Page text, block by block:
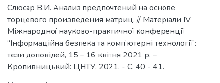
Слюсар В.И. Анализ предпочтений на основе
торцевого произведения матриц. // Матеріали IV
Міжнародної науково-практичної конференції
“Інформаційна безпека та комп’ютерні технології”:
тези доповідей, 15 – 16 квітня 2021 р. –
Кропивницький: ЦНТУ, 2021. - C. 40 - 41.